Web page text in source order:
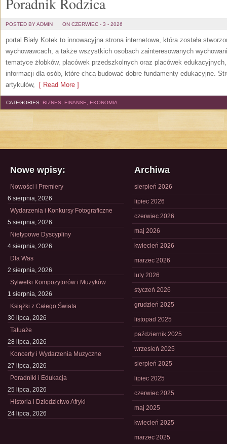
POSTED BY ADMIN ON CZERWIEC - 3 - 2026
portal Biały Kotek to innowacyjna strona internetowa, która została
wychowawcach, a także wszystkich osobach zainteresowanych
tematyce żłobków, placówek przedszkolnych oraz placówek
informacji dla osób, które chcą budować dobre fundamenty edukacyjne.
artykułów, [ Read More ]
CATEGORIES: BIZNES, FINANSE, EKONOMIA
Nowe wpisy:
Nowości i Premiery
6 sierpnia, 2026
Wydarzenia i Konkursy Fotograficzne
5 sierpnia, 2026
Nietypowe Dyscypliny
4 sierpnia, 2026
Dla Was
2 sierpnia, 2026
Sylwetki Kompozytorów i Muzyków
1 sierpnia, 2026
Książki z Całego Świata
30 lipca, 2026
Tatuaże
28 lipca, 2026
Koncerty i Wydarzenia Muzyczne
27 lipca, 2026
Poradniki i Edukacja
25 lipca, 2026
Historia i Dziedzictwo Afryki
24 lipca, 2026
Archiwa
sierpień 2026
lipiec 2026
czerwiec 2026
maj 2026
kwiecień 2026
marzec 2026
luty 2026
styczeń 2026
grudzień 2025
listopad 2025
październik 2025
wrzesień 2025
sierpień 2025
lipiec 2025
czerwiec 2025
maj 2025
kwiecień 2025
marzec 2025